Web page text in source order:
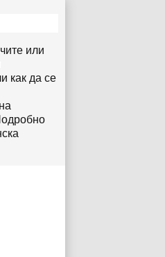
или
как да се